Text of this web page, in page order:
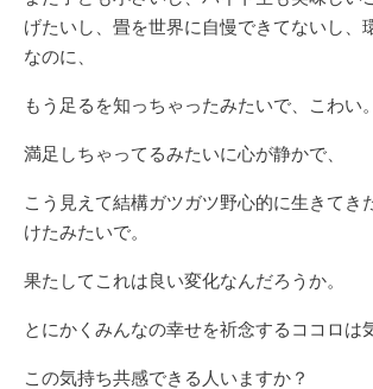
げたいし、畳を世界に自慢できてないし、
なのに、
もう足るを知っちゃったみたいで、こわい。
満足しちゃってるみたいに心が静かで、
こう見えて結構ガツガツ野心的に生きてき
けたみたいで。
果たしてこれは良い変化なんだろうか。
とにかくみんなの幸せを祈念するココロは
この気持ち共感できる人いますか？